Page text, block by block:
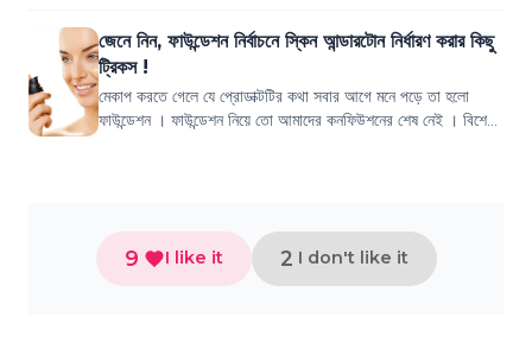
জেনে নিন, ফাউন্ডেশন নির্বাচনে স্কিন আন্ডারটোন নির্ধারণ করার কিছু
ট্রিকস !
মেকাপ করতে গেলে যে প্রোডাক্টটির কথা সবার আগে মনে পড়ে তা হলো
ফাউন্ডেশন । ফাউন্ডেশন নিয়ে তো আমাদের কনফিউশনের শেষ নেই । বিশেষ
9 I like it 2 I don't like it